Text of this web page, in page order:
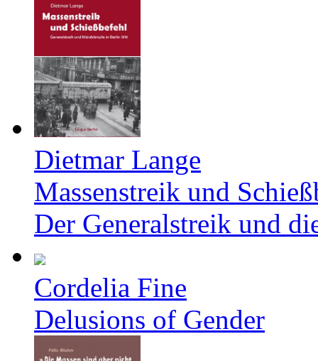
Dietmar Lange
Massenstreik und
Der Generalstreik und
Cordelia Fine
Delusions of Gender